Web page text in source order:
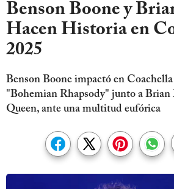
Benson Boone y
Hacen Historia en
2025
Benson Boone impactó en
"Bohemian Rhapsody" junto a Brian
Queen, ante una multitud eufórica